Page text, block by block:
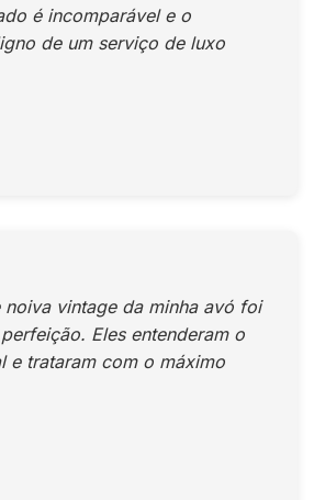
é incomparável e o
de um serviço de luxo
noiva vintage da minha avó foi
Eles entenderam o
e trataram com o máximo